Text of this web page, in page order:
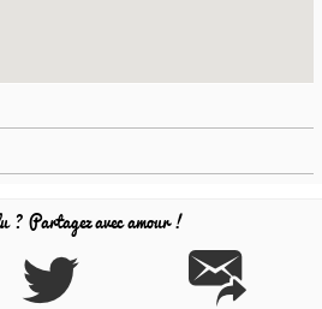
? Partagez avec amour !